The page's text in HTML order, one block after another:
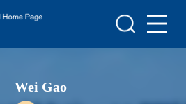
Scientific Research
Wei Gao